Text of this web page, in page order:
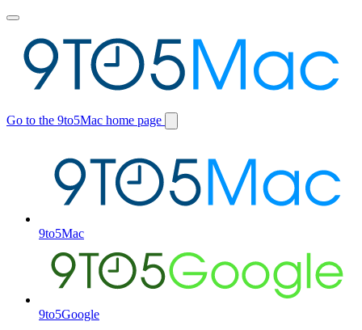
Toggle
menu
Go to the 9to5Mac home page
Switch
9to5Mac
9to5Google